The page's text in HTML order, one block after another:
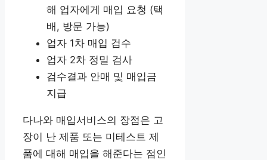
해 업자에게 매입 요청 (택
배, 방문 가능)
업자 1차 매입 검수
업자 2차 정밀 검사
검수결과 안매 및 매입금
지급
다나와 매입서비스의 장점은 고
장이 난 제품 또는 미테스트 제
품에 대해 매입을 해준다는 점인